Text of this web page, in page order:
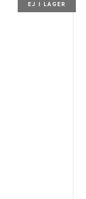
EJ I LAGER